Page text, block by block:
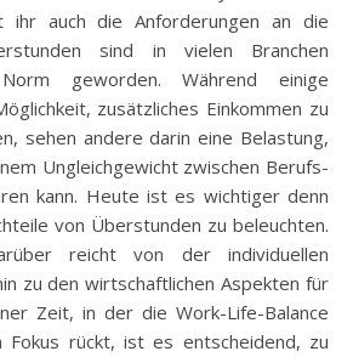
ihr auch die Anforderungen an die
sind in vielen Branchen
geworden. Während einige
zusätzliches Einkommen zu
sehen andere darin eine Belastung,
Ungleichgewicht zwischen Berufs-
kann. Heute ist es wichtiger denn
von Überstunden zu beleuchten.
reicht von der individuellen
zu den wirtschaftlichen Aspekten für
Zeit, in der die Work-Life-Balance
rückt, ist es entscheidend, zu